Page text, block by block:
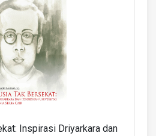
Inspirasi Driyarkara dan